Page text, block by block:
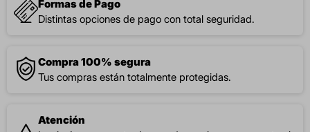
Formas de Pago
Distintas opciones de pago con total seguridad.
Compra 100% segura
Tus compras están totalmente protegidas.
Atención